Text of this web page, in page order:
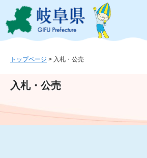
ジ
ュ
文
このページの本文へ
トップページ > 入札・公売
入札・公売